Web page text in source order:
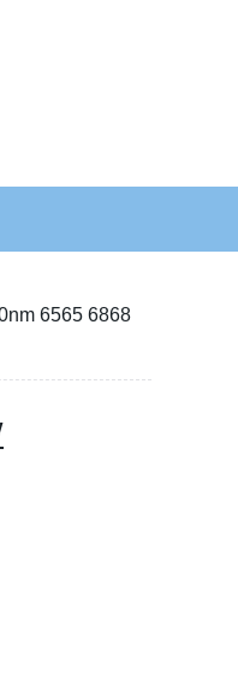
6565 6868